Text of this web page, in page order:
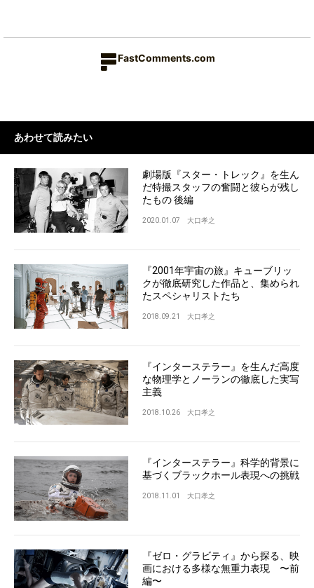
FastComments.com
あわせて読みたい
劇場版『スター・トレック』を生ん
だ特撮スタッフの奮闘と彼らが残し
たもの 後編
2020.01.07 大口孝之
『2001年宇宙の旅』キューブリッ
クが徹底研究した作品と、集められ
たスペシャリストたち
2018.09.21 大口孝之
『インターステラー』を生んだ高度
な物理学とノーランの徹底した実写
主義
2018.10.26 大口孝之
『インターステラー』科学的背景に
基づくブラックホール表現への挑戦
2018.11.01 大口孝之
『ゼロ・グラビティ』から探る、映
画における多様な無重力表現 〜前
編〜